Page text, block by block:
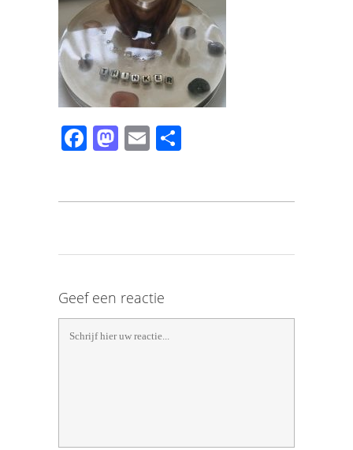
Facebook
Mastodon
Email
Geef een reactie